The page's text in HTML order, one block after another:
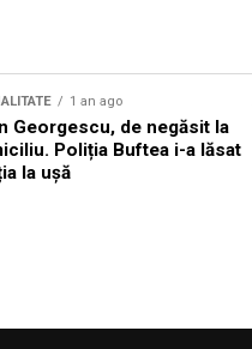
1 an ago
Georgescu, de negăsit la
Poliția Buftea i-a lăsat
la ușă